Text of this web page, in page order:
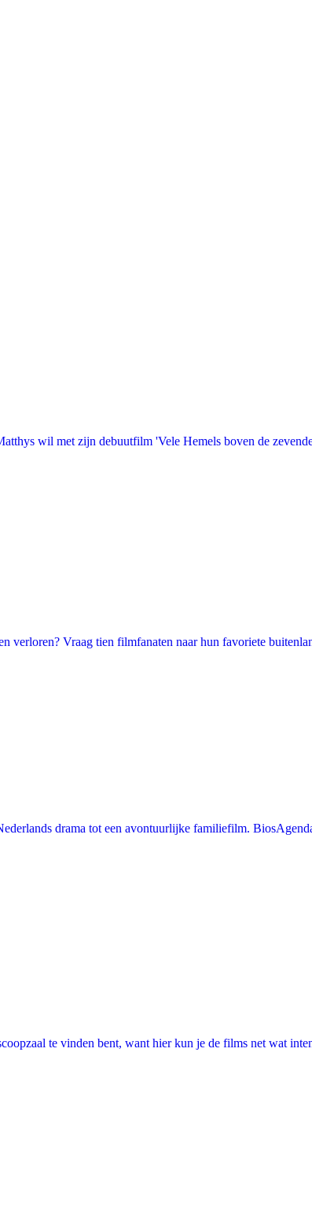
wil met zijn debuutfilm 'Vele Hemels boven de
Vraag tien filmfanaten naar hun favoriete
drama tot een avontuurlijke familiefilm.
te vinden bent, want hier kun je de films net wat